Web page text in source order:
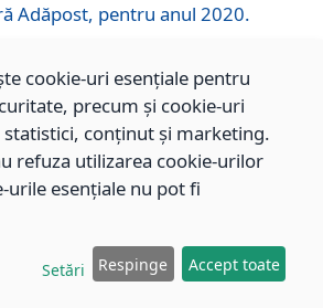
Adăpost, pentru anul 2020.
de cost pentru serviciile
Rezidențial pentru Persoane
2020.
de cost pentru serviciile
cookie-uri esențiale pentru
precum și cookie-uri
conținut și marketing.
refuza utilizarea cookie-urilor
urile esențiale nu pot fi
Setări Respinge Accept toate